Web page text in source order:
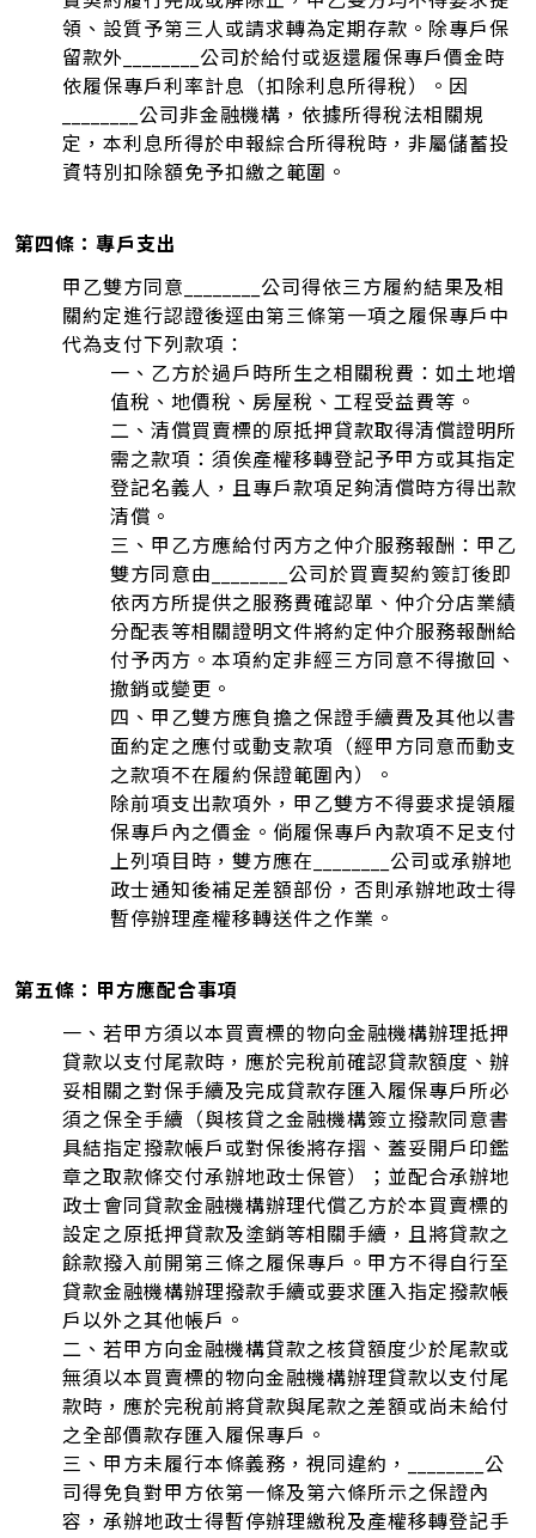
領、設質予第三人或請求轉為定期存款。除專戶保
留款外________公司於給付或返還履保專戶價金時
依履保專戶利率計息（扣除利息所得稅）。因
________公司非金融機構，依據所得稅法相關規
定，本利息所得於申報綜合所得稅時，非屬儲蓄投
資特別扣除額免予扣繳之範圍。
第四條：專戶支出
甲乙雙方同意________公司得依三方履約結果及相
關約定進行認證後逕由第三條第一項之履保專戶中
代為支付下列款項：
一、乙方於過戶時所生之相關稅費：如土地增
值稅、地價稅、房屋稅、工程受益費等。
二、清償買賣標的原抵押貸款取得清償證明所
需之款項：須俟產權移轉登記予甲方或其指定
登記名義人，且專戶款項足夠清償時方得出款
清償。
三、甲乙方應給付丙方之仲介服務報酬：甲乙
雙方同意由________公司於買賣契約簽訂後即
依丙方所提供之服務費確認單、仲介分店業績
分配表等相關證明文件將約定仲介服務報酬給
付予丙方。本項約定非經三方同意不得撤回、
撤銷或變更。
四、甲乙雙方應負擔之保證手續費及其他以書
面約定之應付或動支款項（經甲方同意而動支
之款項不在履約保證範圍內）。
除前項支出款項外，甲乙雙方不得要求提領履
保專戶內之價金。倘履保專戶內款項不足支付
上列項目時，雙方應在________公司或承辦地
政士通知後補足差額部份，否則承辦地政士得
暫停辦理產權移轉送件之作業。
第五條：甲方應配合事項
一、若甲方須以本買賣標的物向金融機構辦理抵押
貸款以支付尾款時，應於完稅前確認貸款額度、辦
妥相關之對保手續及完成貸款存匯入履保專戶所必
須之保全手續（與核貸之金融機構簽立撥款同意書
具結指定撥款帳戶或對保後將存摺、蓋妥開戶印鑑
章之取款條交付承辦地政士保管）；並配合承辦地
政士會同貸款金融機構辦理代償乙方於本買賣標的
設定之原抵押貸款及塗銷等相關手續，且將貸款之
餘款撥入前開第三條之履保專戶。甲方不得自行至
貸款金融機構辦理撥款手續或要求匯入指定撥款帳
戶以外之其他帳戶。
二、若甲方向金融機構貸款之核貸額度少於尾款或
無須以本買賣標的物向金融機構辦理貸款以支付尾
款時，應於完稅前將貸款與尾款之差額或尚未給付
之全部價款存匯入履保專戶。
三、甲方未履行本條義務，視同違約，________公
司得免負對甲方依第一條及第六條所示之保證內
容，承辦地政士得暫停辦理繳稅及產權移轉登記手